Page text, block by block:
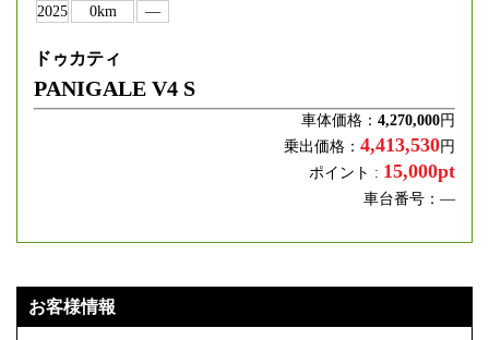
お客様情報
2025
0km ―
ドゥカティ
PANIGALE V4 S
車体価格： 4,270,000円
乗出価格： 4,413,530円
ポイント : 15,000pt
車台番号：―